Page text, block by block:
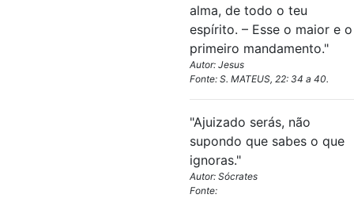
alma, de todo o teu
espírito. – Esse o maior e o
primeiro mandamento."
Autor: Jesus
Fonte: S. MATEUS, 22: 34 a 40.
"Ajuizado serás, não
supondo que sabes o que
ignoras."
Autor: Sócrates
Fonte: